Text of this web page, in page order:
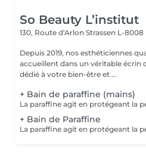
So Beauty L’institut
130, Route d'Arlon Strassen L-8008
Depuis 2019, nos esthéticiennes
accueillent dans un véritable écrin
dédié à votre bien-être et ...
+ Bain de paraffine (mains)
+ Bain de Paraffine